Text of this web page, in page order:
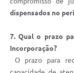
dispensados no
7. Qual o prazo
Incorporação?
O prazo para